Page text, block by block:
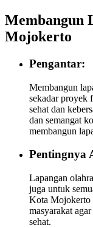
Membangun
Mojokerto
Pengantar:
Membangun
sekadar proyek
sehat dan
dan semangat
membangun
Pentingnya
Lapangan
juga untuk
Kota Mojokerto
masyarakat
sehat.